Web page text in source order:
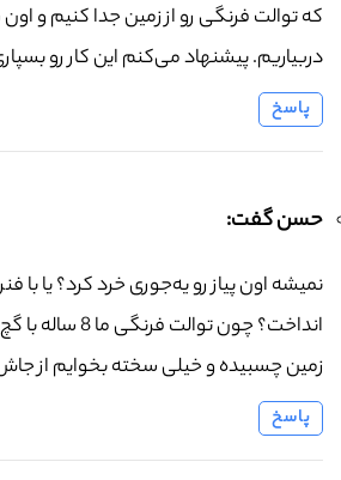
که توالت فرنگی رو از زمین جدا کنیم و
دربیاریم. پیشنهاد می‌کنم این کار رو
پاسخ
حسن گفت:
نمیشه اون پیاز رو یه‌جوری خرد کرد؟ یا با فنر
انداخت؟ چون توالت
زمین چسبیده و خیلی سخته بخوایم از
پاسخ